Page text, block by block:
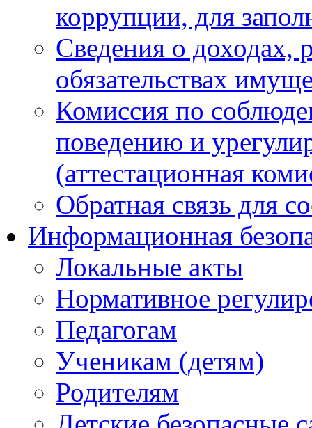
коррупции, для
Сведения о доходах,
обязательствах
Комиссия по
поведению и
(аттестационная
Обратная связь для
Информационная
Локальные акты
Нормативное
Педагогам
Ученикам (детям)
Родителям